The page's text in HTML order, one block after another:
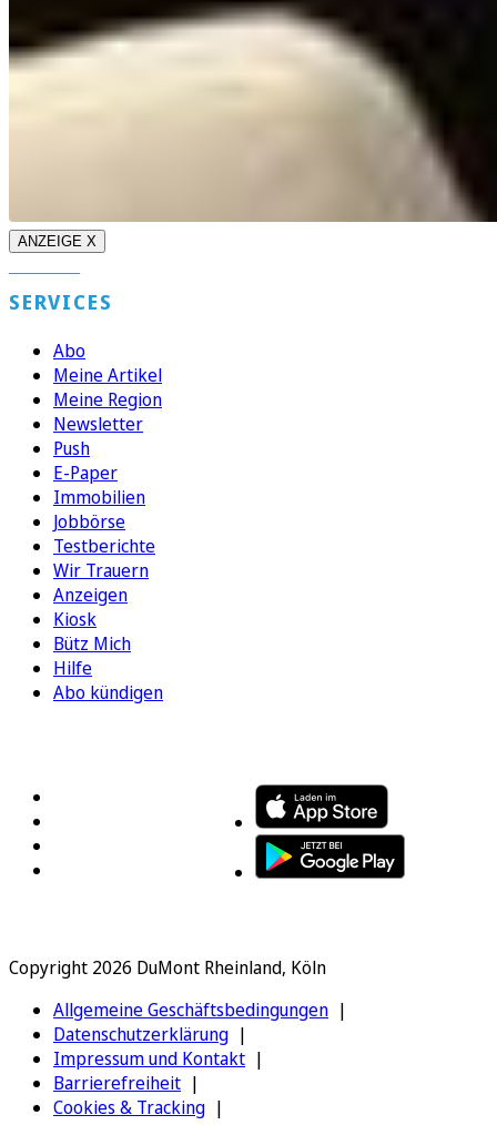
ANZEIGE X
SERVICES
Abo
Meine Artikel
Meine Region
Newsletter
Push
E-Paper
Immobilien
Jobbörse
Testberichte
Wir Trauern
Anzeigen
Kiosk
Bütz Mich
Hilfe
Abo kündigen
Copyright 2026 DuMont Rheinland, Köln
Allgemeine Geschäftsbedingungen
Datenschutzerklärung
Impressum und Kontakt
Barrierefreiheit
Cookies & Tracking